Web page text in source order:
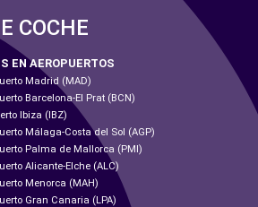
COCHE
EN AEROPUERTOS
Madrid (MAD)
Barcelona-El Prat (BCN)
Ibiza (IBZ)
Málaga-Costa del Sol (AGP)
Palma de Mallorca (PMI)
Alicante-Elche (ALC)
Menorca (MAH)
Gran Canaria (LPA)